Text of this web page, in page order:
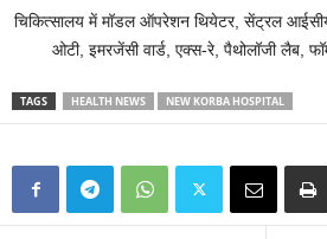
चिकित्सालय में मॉडल ऑपरेशन थियेटर, सेंट्रल
ओटी, इमरजेंसी वार्ड, एक्स-रे, पैथोलॉजी लैब,
TAGS HEALTH NEWS NEW KORBA HOSPITAL